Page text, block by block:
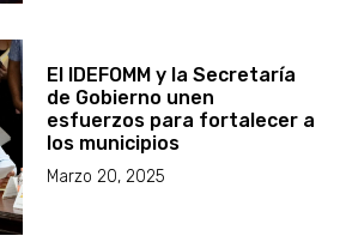
El IDEFOMM y la Secretaría
de Gobierno unen
esfuerzos para fortalecer a
los municipios
Marzo 20, 2025